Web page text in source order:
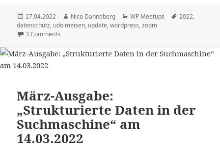
Veröffentlicht
am
27.04.2022 Autor
Nico Danneberg Kategorien
WP Meetups Schlagwörter
2022,
datenschutz, udo meisen, update,wordpress,zoom
3 Comments
März-Ausgabe:
„Strukturierte Daten in der
Suchmaschine“ am
14.03.2022